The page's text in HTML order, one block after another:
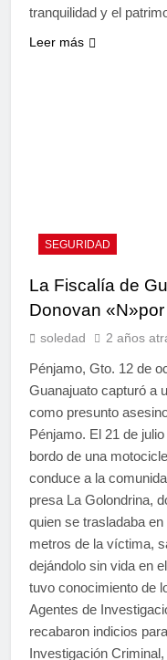
tranquilidad y el
Leer más
SEGURIDAD
La Fiscalía de
Donovan
soledad 2 años
Pénjamo, Gto. 12 de
Guanajuato capturó a
como presunto
Pénjamo. El 21 de
bordo de una
conduce a la
presa La Golondrina,
quien se trasladaba
metros de la víctima,
dejándolo sin vida en
tuvo conocimiento de
Agentes de
recabaron indicios
Investigación